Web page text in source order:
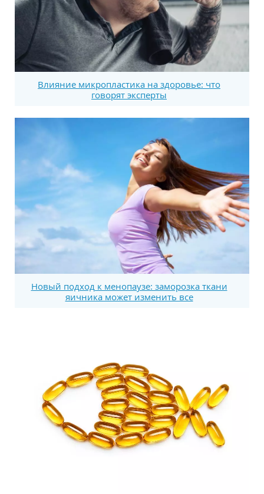
Влияние микропластика на здоровье: что
говорят эксперты
Новый подход к менопаузе: заморозка ткани
яичника может изменить все